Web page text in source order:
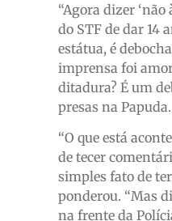
“Agora dizer
do STF de dar 14
estátua, é
imprensa foi
ditadura? É um
presas na
“O que está
de tecer
simples fato de
ponderou. “Mas
na frente da